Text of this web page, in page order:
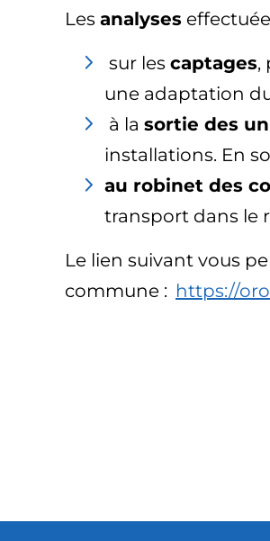
Les analyses
sur les captages,
une adaptation
à la sortie des
installations. En
au robinet des
transport dans le
Le lien suivant vous
commune : https://